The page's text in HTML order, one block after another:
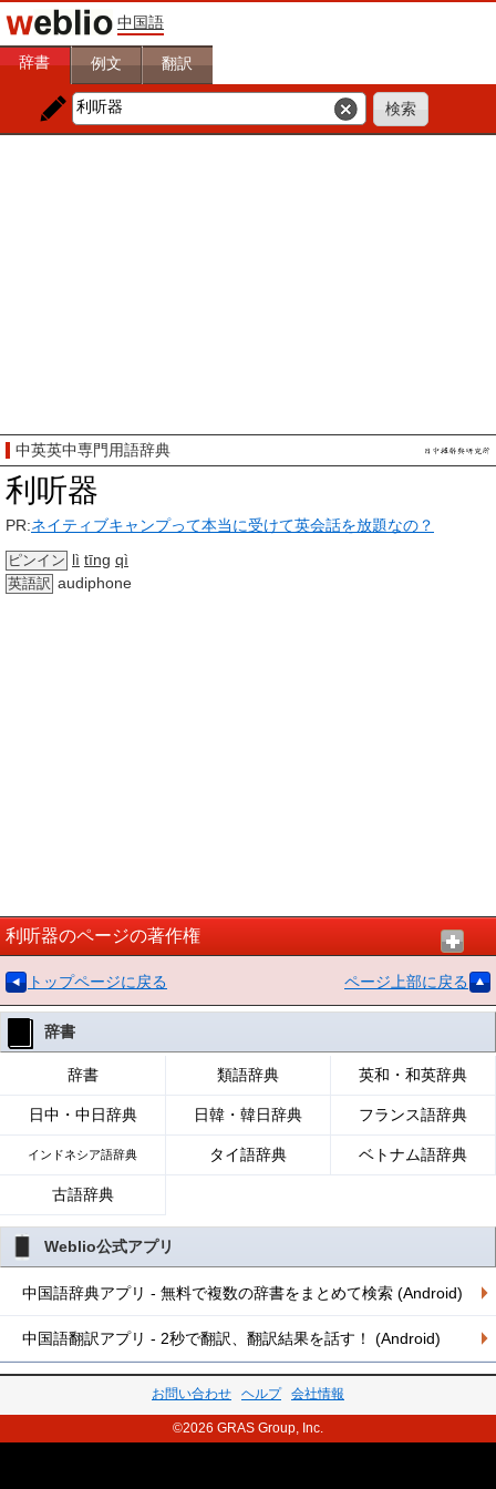
中国語
辞書 例文 翻訳
中英英中専門用語辞典
利听器
PR:ネイティブキャンプって本当に受けて英会話を放題なの？
ピンイン lì tīng qì
英語訳 audiphone
利听器のページの著作権
トップページに戻る ページ上部に戻る
辞書
辞書 類語辞典 英和・和英辞典
日中・中日辞典 日韓・韓日辞典 フランス語辞典
インドネシア語辞典 タイ語辞典 ベトナム語辞典
古語辞典
Weblio公式アプリ
中国語辞典アプリ - 無料で複数の辞書をまとめて検索 (Android)
中国語翻訳アプリ - 2秒で翻訳、翻訳結果を話す！ (Android)
お問い合わせ ヘルプ 会社情報
©2026 GRAS Group, Inc.